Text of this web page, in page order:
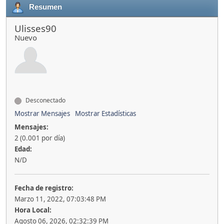
Resumen
Ulisses90
Nuevo
Desconectado
Mostrar Mensajes
Mostrar Estadísticas
Mensajes:
2 (0.001 por día)
Edad:
N/D
Fecha de registro:
Marzo 11, 2022, 07:03:48 PM
Hora Local:
Agosto 06, 2026, 02:32:39 PM